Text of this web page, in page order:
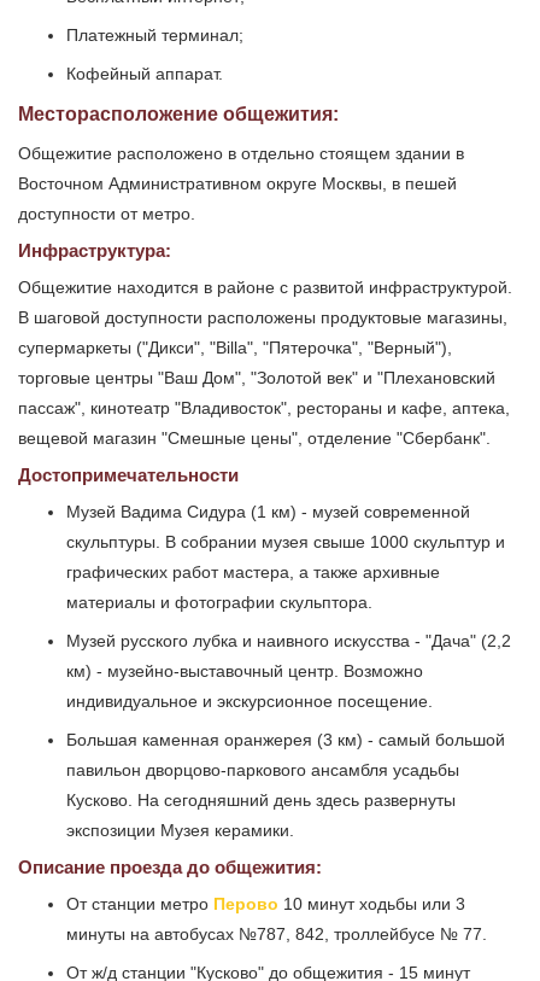
Платежный терминал;
Кофейный аппарат.
Месторасположение общежития:
Общежитие расположено в отдельно стоящем здании в
Восточном Административном округе Москвы, в пешей
доступности от метро.
Инфраструктура:
Общежитие находится в районе с развитой инфраструктурой.
В шаговой доступности расположены продуктовые магазины,
супермаркеты ("Дикси", "Billa", "Пятерочка", "Верный"),
торговые центры "Ваш Дом", "Золотой век" и "Плехановский
пассаж", кинотеатр "Владивосток", рестораны и кафе, аптека,
вещевой магазин "Смешные цены", отделение "Сбербанк".
Достопримечательности
Музей Вадима Сидура (1 км) - музей современной
скульптуры. В собрании музея свыше 1000 скульптур и
графических работ мастера, а также архивные
материалы и фотографии скульптора.
Музей русского лубка и наивного искусства - "Дача" (2,2
км) - музейно-выставочный центр. Возможно
индивидуальное и экскурсионное посещение.
Большая каменная оранжерея (3 км) - самый большой
павильон дворцово-паркового ансамбля усадьбы
Кусково. На сегодняшний день здесь развернуты
экспозиции Музея керамики.
Описание проезда до общежития:
От станции метро Перово 10 минут ходьбы или 3
минуты на автобусах №787, 842, троллейбусе № 77.
От ж/д станции "Кусково" до общежития - 15 минут